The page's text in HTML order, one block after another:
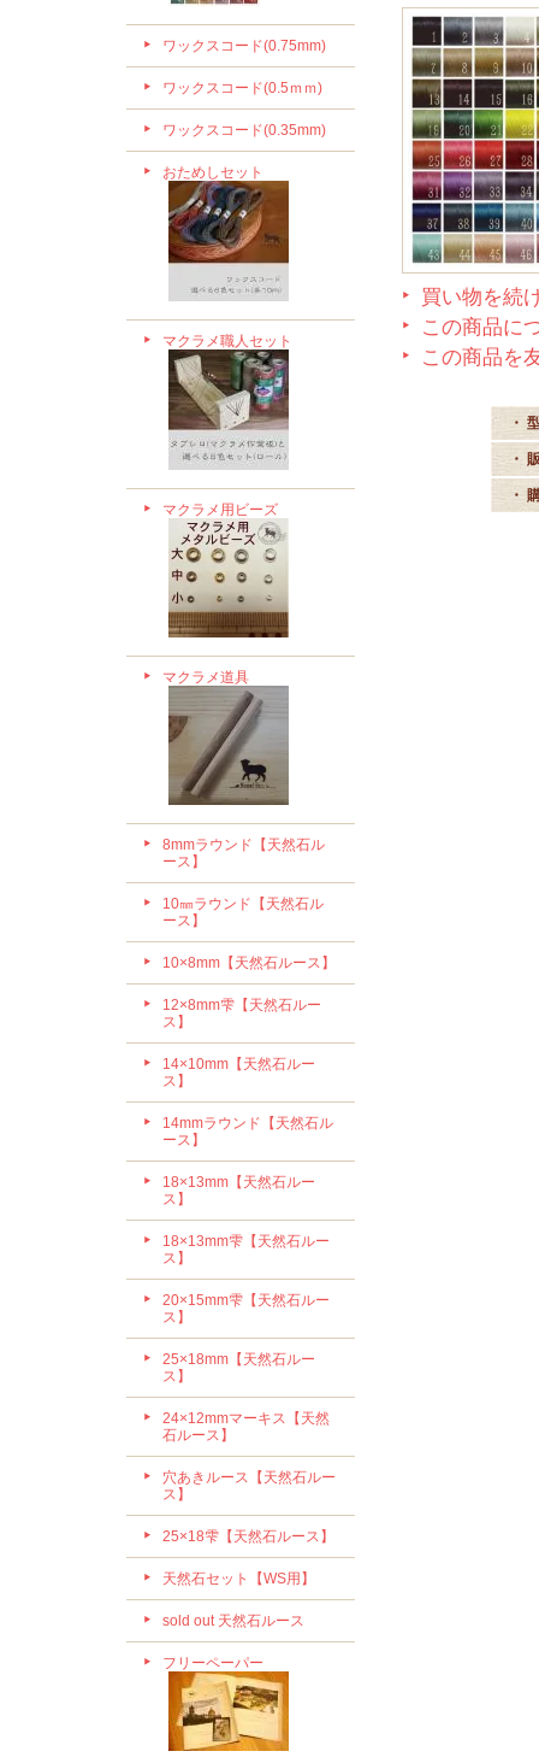
ワックスコード(0.75mm)
ワックスコード(0.5ｍｍ)
ワックスコード(0.35mm)
おためしセット
マクラメ職人セット
マクラメ用ビーズ
マクラメ道具
8mmラウンド【天然石ル
ース】
10㎜ラウンド【天然石ル
ース】
10×8mm【天然石ルース】
12×8mm雫【天然石ルー
ス】
14×10mm【天然石ルー
ス】
14mmラウンド【天然石ル
ース】
18×13mm【天然石ルー
ス】
18×13mm雫【天然石ルー
ス】
20×15mm雫【天然石ルー
ス】
25×18mm【天然石ルー
ス】
24×12mmマーキス【天然
石ルース】
穴あきルース【天然石ルー
ス】
25×18雫【天然石ルース】
天然石セット【WS用】
sold out 天然石ルース
フリーペーパー
買い物を続
この商品に
この商品を
・
・
・